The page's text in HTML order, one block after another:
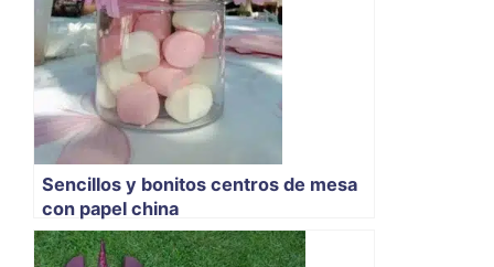
Sencillos y bonitos centros de mesa
con papel china